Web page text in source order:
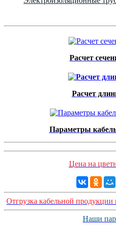
Расчет
Расчет
Параметры
Цена на
Отгрузка кабельной
Наши